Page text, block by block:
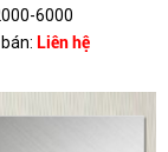
6000
Liên hệ